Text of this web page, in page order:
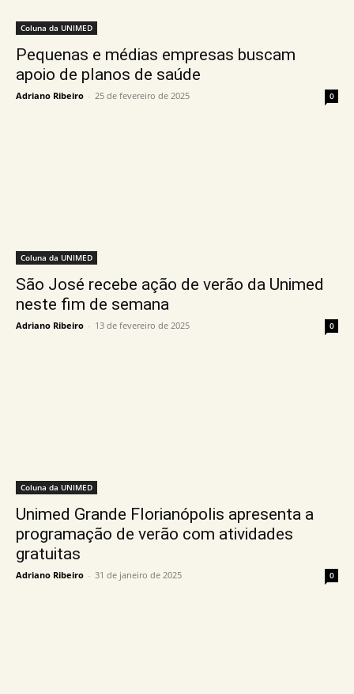
Coluna da UNIMED
Pequenas e médias empresas buscam
apoio de planos de saúde
Adriano Ribeiro - 25 de fevereiro de 2025 0
Coluna da UNIMED
São José recebe ação de verão da Unimed
neste fim de semana
Adriano Ribeiro - 13 de fevereiro de 2025 0
Coluna da UNIMED
Unimed Grande Florianópolis apresenta a
programação de verão com atividades
gratuitas
Adriano Ribeiro - 31 de janeiro de 2025 0